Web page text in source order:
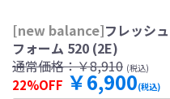
[new balance]フレッシュ
フォーム 520 (2E)
通常価格：￥8,910 (税込)
22%OFF ￥6,900(税込)